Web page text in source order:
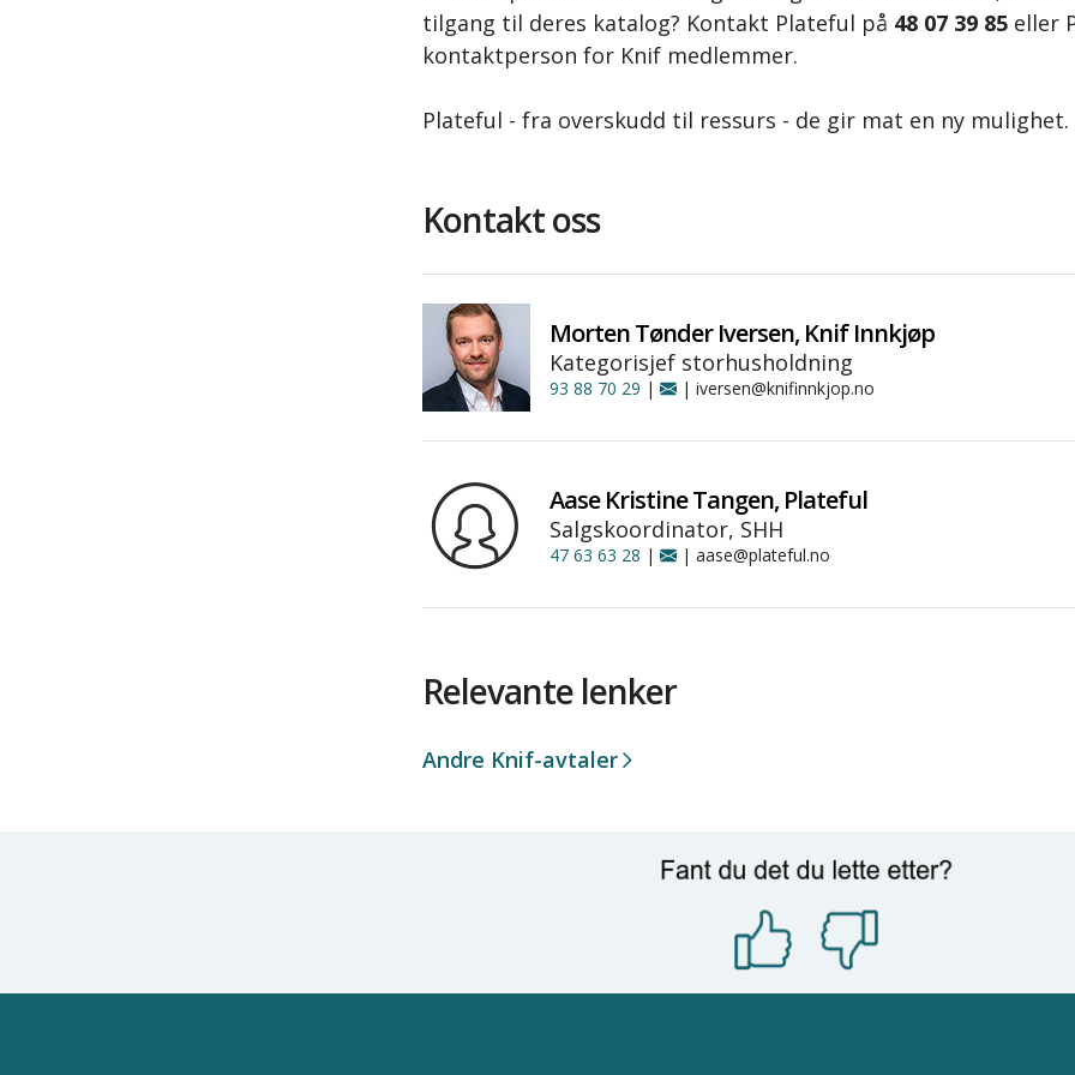
tilgang til deres katalog? Kontakt Plateful på 48 07 39 85 eller
kontaktperson for Knif medlemmer.
Plateful - fra overskudd til ressurs - de gir mat en ny mulighet.
Kontakt oss
Morten Tønder Iversen, Knif Innkjøp
Kategorisjef storhusholdning
93 88 70 29 | | iversen@knifinnkjop.no
Aase Kristine Tangen, Plateful
Salgskoordinator, SHH
47 63 63 28 | | aase@plateful.no
Relevante lenker
Andre Knif-avtaler